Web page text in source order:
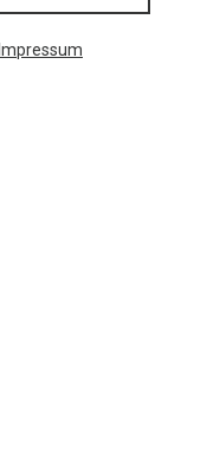
Impressum